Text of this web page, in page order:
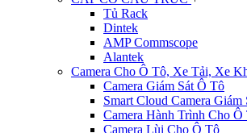
Tủ Rack
Dintek
AMP Commscope
Alantek
Camera Cho Ô Tô, Xe Tải, Xe
Camera Giám Sát Ô Tô
Smart Cloud Camera
Camera Hành Trình Cho Ô
Camera Lùi Cho Ô Tô